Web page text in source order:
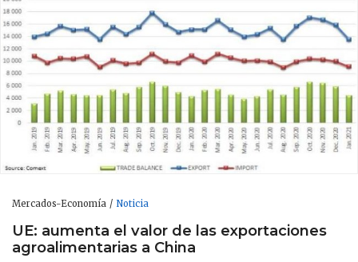
Mercados-Economía Noticia
UE: aumenta el valor de las exportaciones
agroalimentarias a China